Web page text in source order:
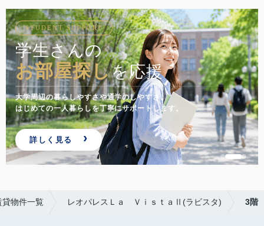
STUDENT SUPPORT
学生さんの
お部屋探しを応援
大学周辺の暮らしやすさや通学のしやすさ。
はじめての一人暮らしを丁寧にサポートします。
詳しく見る
貸物件一覧 レオパレスＬａ ＶｉｓｔａⅡ(ラビスタ) 3階